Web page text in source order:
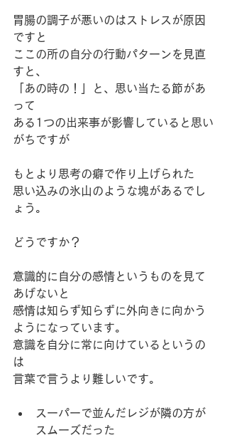
胃腸の調子が悪いのはストレスが原因
ですと
ここの所の自分の行動パターンを見直
すと、
「あの時の！」と、思い当たる節があ
って
ある1つの出来事が影響していると思い
がちですが
もとより思考の癖で作り上げられた
思い込みの氷山のような塊があるでし
ょう。
どうですか？
意識的に自分の感情というものを見て
あげないと
感情は知らず知らずに外向きに向かう
ようになっています。
意識を自分に常に向けているというの
は
言葉で言うより難しいです。
スーパーで並んだレジが隣の方が
スムーズだった